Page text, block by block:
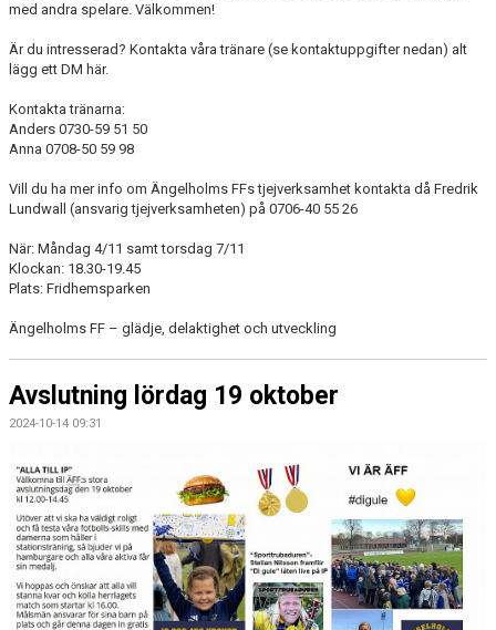
med andra spelare. Välkommen!
Är du intresserad? Kontakta våra tränare (se kontaktuppgifter nedan) alt
lägg ett DM här.
Kontakta tränarna:
Anders 0730-59 51 50
Anna 0708-50 59 98
Vill du ha mer info om Ängelholms FFs tjejverksamhet kontakta då Fredrik
Lundwall (ansvarig tjejverksamheten) på 0706-40 55 26
När: Måndag 4/11 samt torsdag 7/11
Klockan: 18.30-19.45
Plats: Fridhemsparken
Ängelholms FF – glädje, delaktighet och utveckling
Avslutning lördag 19 oktober
2024-10-14 09:31